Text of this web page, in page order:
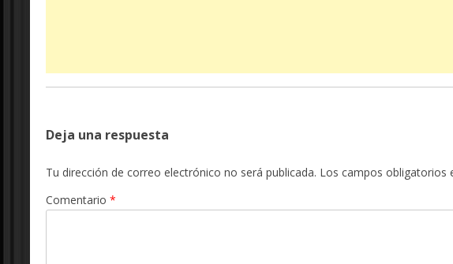
Deja una respuesta
Tu dirección de correo electrónico no será publicada. Los campos obligatorios
Comentario *